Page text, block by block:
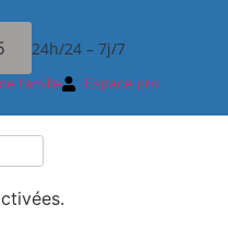
24h/24 – 7j/7
famille Espace pro